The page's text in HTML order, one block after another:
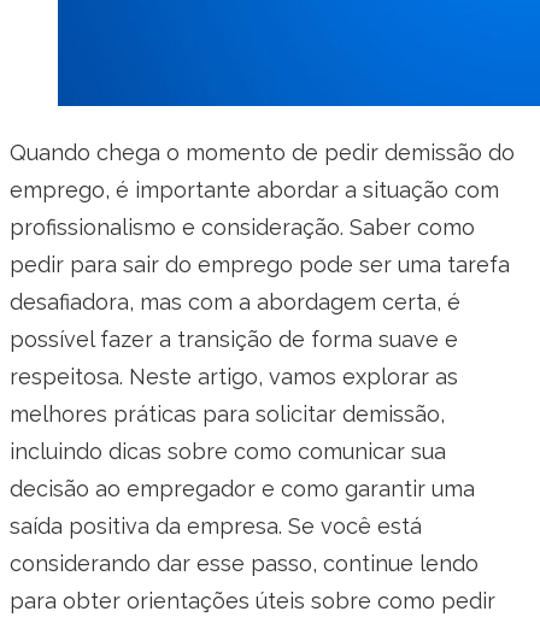
Quando chega o momento de pedir demissão do
emprego, é importante abordar a situação com
profissionalismo e consideração. Saber como
pedir para sair do emprego pode ser uma tarefa
desafiadora, mas com a abordagem certa, é
possível fazer a transição de forma suave e
respeitosa. Neste artigo, vamos explorar as
melhores práticas para solicitar demissão,
incluindo dicas sobre como comunicar sua
decisão ao empregador e como garantir uma
saída positiva da empresa. Se você está
considerando dar esse passo, continue lendo
para obter orientações úteis sobre como pedir